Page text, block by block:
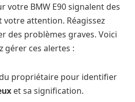
votre BMW E90 signalent des
attention. Réagissez
des problèmes graves. Voici
gérer ces alertes :
propriétaire pour identifier
et sa signification.